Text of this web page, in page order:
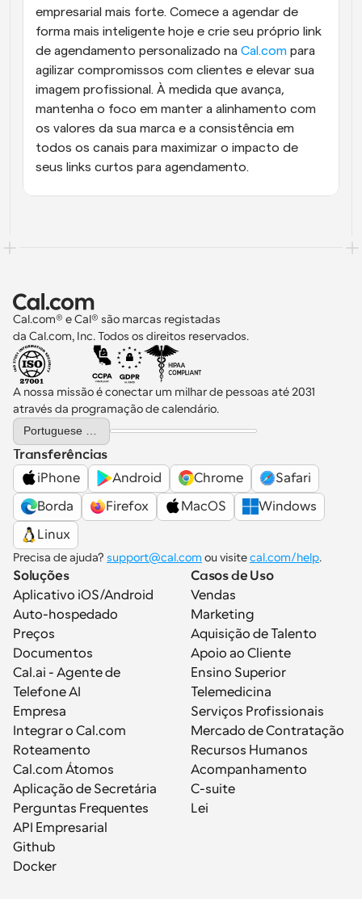
empresarial mais forte. Comece a agendar de
forma mais inteligente hoje e crie seu próprio link
de agendamento personalizado na Cal.com para
agilizar compromissos com clientes e elevar sua
imagem profissional. À medida que avança,
mantenha o foco em manter a alinhamento com
os valores da sua marca e a consistência em
todos os canais para maximizar o impacto de
seus links curtos para agendamento.
Cal.com® e Cal® são marcas registadas
da Cal.com, Inc. Todos os direitos reservados.
A nossa missão é conectar um milhar de pessoas até 2031
através da programação de calendário.
Select Language
Portuguese (Portugal)
Transferências
iPhone
Android Chrome
Safari
Borda
Firefox MacOS
Windows
Linux
Precisa de ajuda? support@cal.com ou visite cal.com/help.
Soluções
Aplicativo iOS/Android
Auto-hospedado
Preços
Documentos
Cal.ai - Agente de
Telefone AI
Empresa
Integrar o Cal.com
Roteamento
Cal.com Átomos
Aplicação de Secretária
Perguntas Frequentes
API Empresarial
Github
Docker
Casos de Uso
Vendas
Marketing
Aquisição de Talento
Apoio ao Cliente
Ensino Superior
Telemedicina
Serviços Profissionais
Mercado de Contratação
Recursos Humanos
Acompanhamento
C-suite
Lei